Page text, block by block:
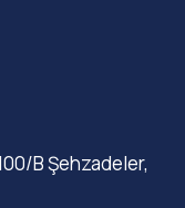
B Şehzadeler,